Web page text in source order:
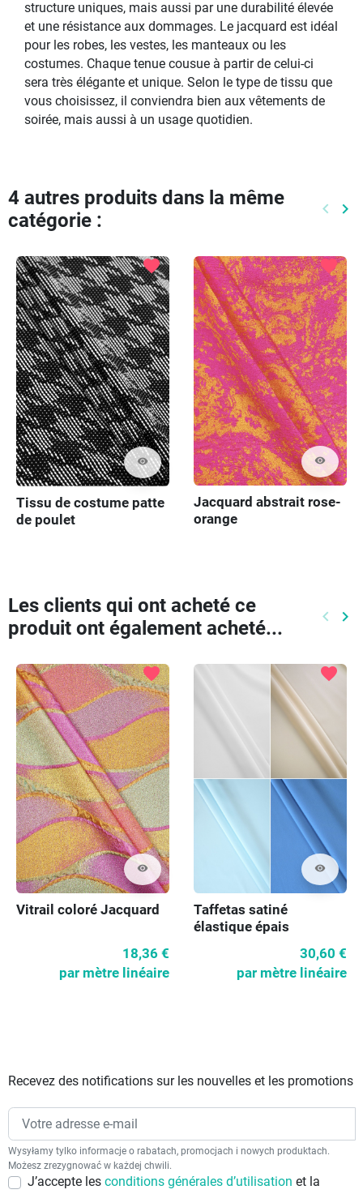
structure uniques, mais aussi par une durabilité élevée
et une résistance aux dommages. Le jacquard est idéal
pour les robes, les vestes, les manteaux ou les
costumes. Chaque tenue cousue à partir de celui-ci
sera très élégante et unique. Selon le type de tissu que
vous choisissez, il conviendra bien aux vêtements de
soirée, mais aussi à un usage quotidien.
4 autres produits dans la même
catégorie :
keyboard_arrow_left keyboard_arrow_right
visibility
favorite
Tissu de costume patte
de poulet
visibility
favorite
Jacquard abstrait rose-
orange
Les clients qui ont acheté ce
produit ont également acheté...
keyboard_arrow_left keyboard_arrow_right
visibility
favorite
Vitrail coloré Jacquard
18,36 €
par mètre linéaire
visibility
favorite
Taffetas satiné
élastique épais
30,60 €
par mètre linéaire
Recevez des notifications sur les nouvelles et les promotions
Wysyłamy tylko informacje o rabatach, promocjach i nowych produktach.
Możesz zrezygnować w każdej chwili.
J’accepte les conditions générales d’utilisation et la